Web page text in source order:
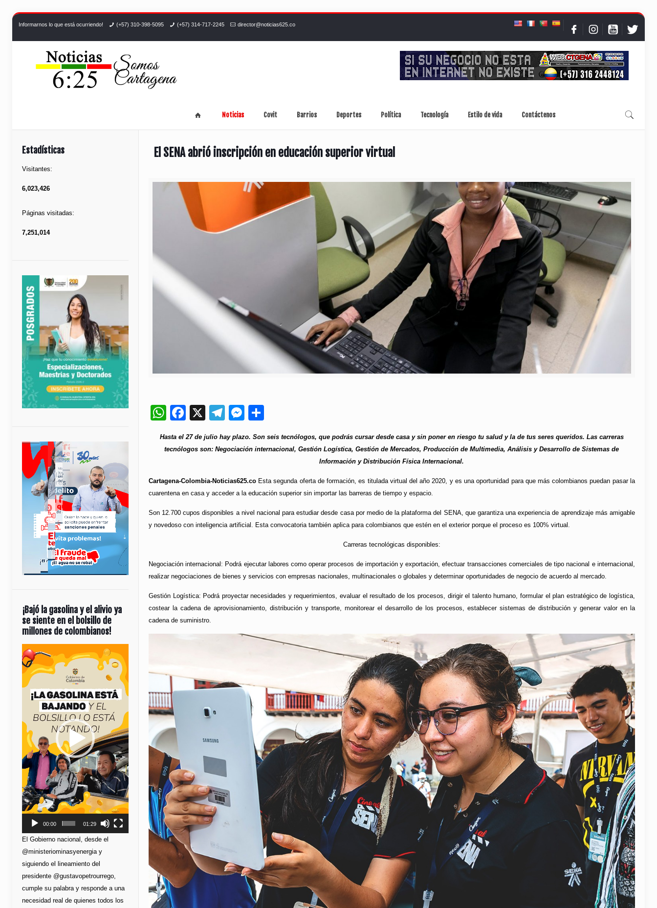
Informarnos lo que está ocurriendo! (+57) 310-398-5095 (+57) 314-717-2245 director@noticias625.co
Noticias Covit Barrios Deportes Política Tecnología Estilo de vida Contáctenos
El SENA abrió inscripción en educación superior virtual
WhatsApp
Facebook
X Telegram
Messenger
Hasta el 27 de julio hay plazo. Son seis tecnólogos, que podrás cursar desde casa y sin poner en riesgo tu salud y la de tus seres queridos. Las carreras
tecnólogos son: Negociación internacional, Gestión Logística, Gestión de Mercados, Producción de Multimedia, Análisis y Desarrollo de Sistemas de
Información y Distribución Física Internacional.
Cartagena-Colombia-Noticias625.coEsta segunda oferta de formación, es titulada virtual del año 2020, y es una oportunidad para que más colombianos puedan pasar la
cuarentena en casa y acceder a la educación superior sin importar las barreras de tiempo y espacio.
Son 12.700 cupos disponibles a nivel nacional para estudiar desde casa por medio de la plataforma del SENA, que garantiza una experiencia de aprendizaje más amigable
y novedoso con inteligencia artificial. Esta convocatoria también aplica para colombianos que estén en el exterior porque el proceso es 100% virtual.
Carreras tecnológicas disponibles:
Negociación internacional: Podrá ejecutar labores como operar procesos de importación y exportación, efectuar transacciones comerciales de tipo nacional e internacional,
realizar negociaciones de bienes y servicios con empresas nacionales, multinacionales o globales y determinar oportunidades de negocio de acuerdo al mercado.
Gestión Logística: Podrá proyectar necesidades y requerimientos, evaluar el resultado de los procesos, dirigir el talento humano, formular el plan estratégico de logística,
costear la cadena de aprovisionamiento, distribución y transporte, monitorear el desarrollo de los procesos, establecer sistemas de distribución y generar valor en la
cadena de suministro.
Estadísticas
Visitantes:
6,023,426
Páginas visitadas:
7,251,014
¡Bajó la gasolina y el alivio ya
se siente en el bolsillo de
millones de colombianos!
Reproductor
de
vídeo
00:00 01:29
El Gobierno nacional, desde el
@ministeriominasyenergia y
siguiendo el lineamiento del
presidente @gustavopetrourrego,
cumple su palabra y responde a una
necesidad real de quienes todos los